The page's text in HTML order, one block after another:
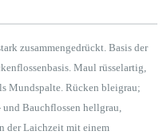
zusammengedrückt. Basis der
Maul rüsselartig,
Mundspalte. Rücken bleigrau;
Bauchflossen hellgrau,
der Laichzeit mit einem